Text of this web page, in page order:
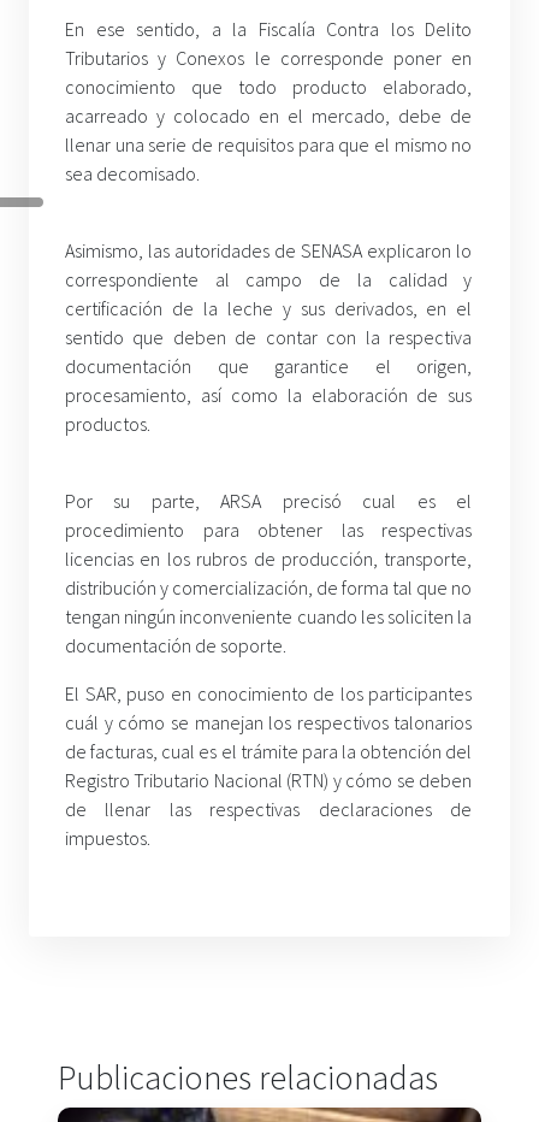
En ese sentido, a la Fiscalía Contra los Delito
Tributarios y Conexos le corresponde poner en
conocimiento que todo producto elaborado,
acarreado y colocado en el mercado, debe de
llenar una serie de requisitos para que el mismo no
sea decomisado.
Asimismo, las autoridades de SENASA explicaron lo
correspondiente al campo de la calidad y
certificación de la leche y sus derivados, en el
sentido que deben de contar con la respectiva
documentación que garantice el origen,
procesamiento, así como la elaboración de sus
productos.
Por su parte, ARSA precisó cual es el
procedimiento para obtener las respectivas
licencias en los rubros de producción, transporte,
distribución y comercialización, de forma tal que no
tengan ningún inconveniente cuando les soliciten la
documentación de soporte.
El SAR, puso en conocimiento de los participantes
cuál y cómo se manejan los respectivos talonarios
de facturas, cual es el trámite para la obtención del
Registro Tributario Nacional (RTN) y cómo se deben
de llenar las respectivas declaraciones de
impuestos.
Publicaciones relacionadas